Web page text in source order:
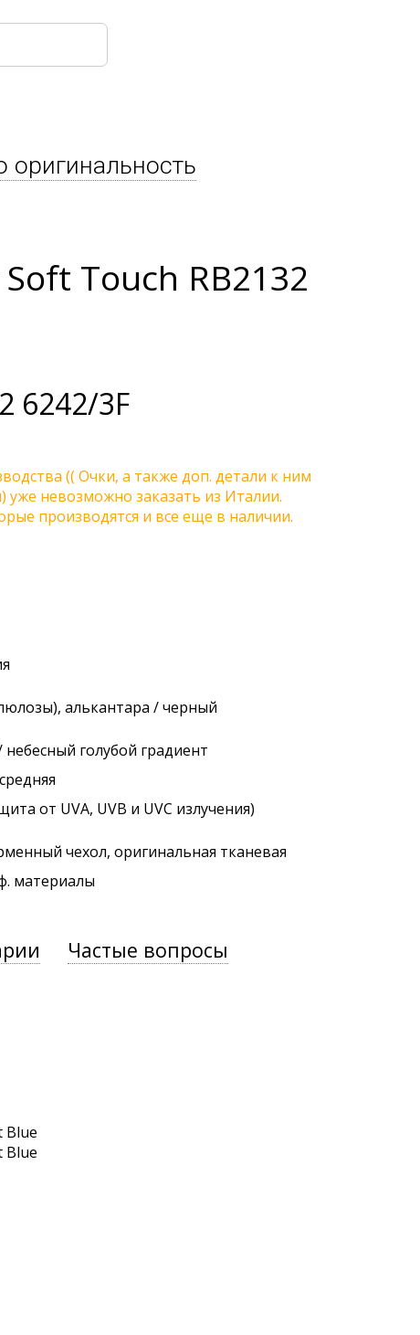
оригинальность
Touch RB2132
6242/3F
(( Очки, а также доп. детали к ним
уже невозможно заказать из Италии.
производятся и все еще в наличии.
алькантара / черный
голубой градиент
от UVA, UVB и UVC излучения)
чехол, оригинальная тканевая
материалы
Частые вопросы